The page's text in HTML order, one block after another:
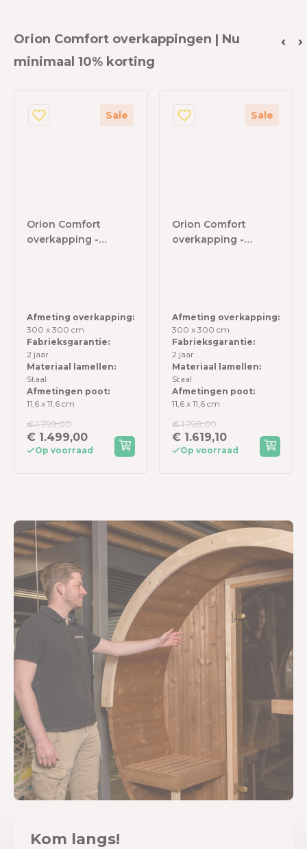
Orion Comfort overkappingen | Nu
minimaal 10% korting
Sale
Orion Comfort
overkapping -
Afmeting overkapping:
300 x 300 cm
Fabrieksgarantie:
2 jaar
Materiaal lamellen:
Staal
Afmetingen poot:
11,6 x 11,6 cm
€ 1.499,00
€ 1.799,00
Op voorraad
Sale
Orion Comfort
overkapping -
Afmeting overkapping:
300 x 300 cm
Fabrieksgarantie:
2 jaar
Materiaal lamellen:
Staal
Afmetingen poot:
11,6 x 11,6 cm
€ 1.619,10
€ 1.799,00
Op voorraad
Kom langs!